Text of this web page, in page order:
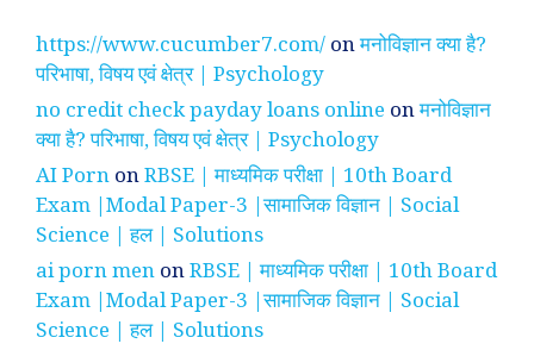
https://www.cucumber7.com/ onमनोविज्ञान क्या है?
परिभाषा, विषय एवं क्षेत्र | Psychology
no credit check payday loans online onमनोविज्ञान
क्या है? परिभाषा, विषय एवं क्षेत्र | Psychology
AI Porn onRBSE | माध्यमिक परीक्षा | 10th Board
Exam |Modal Paper-3 |सामाजिक विज्ञान | Social
Science | हल | Solutions
ai porn men onRBSE | माध्यमिक परीक्षा | 10th Board
Exam |Modal Paper-3 |सामाजिक विज्ञान | Social
Science | हल | Solutions